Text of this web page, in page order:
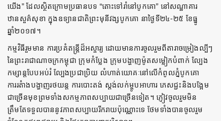
យើង” ដែលស្ថិតក្រោមប្រធានបទ “តោះទៅរាំនៅបូកគោ” នៅសណ្ឋាគារ
ឋានសួគ៌សុខា ក្នុងឧទ្យានជាតិព្រះមុនីវង្សបូកគោ នាថ្ងៃទី២៤-២៥ ខែធ្នូ
ឆ្នាំ២០១៧។
កម្មវិធីរួមមាន ការប្រគំតន្រ្តីដ៏អស្ចារ្យ ដោយមានការចូលរួមពីតារាចម្រៀងល្បីៗ
នៃព្រះរាជាណាចក្រកម្ពុជា ក្រុមកំប្លែង ក្រុមបង្ហាញម៉ូតសម្លៀកបំពាក់ ល្បែង
កម្សាន្តបែបអប់រំ ល្បែងប្រជាប្រិយ លំហាត់យោគៈនៅលើកំពូលភ្នំបូកគោ
ការរតំាងបង្ហាញរថយន្ត ការបោះតង់ ស្តង់លក់ម្ហូបអាហារ ភេសជ្ជះនិងបង្អែម
ជាច្រើនមុខព្រមទាំងសកម្មភាពសប្បាយជាច្រើនទៀត។ ភ្ញៀវចូលរួមមិន
ត្រឹមតែទទួលបាននូវភាពសប្បាយរីករាយប៉ុណ្ណោះទេ ថែមទាំងបានចូលរួម